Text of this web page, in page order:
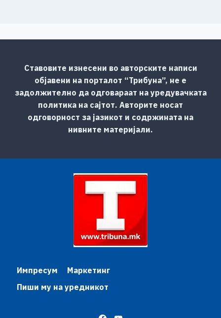
Ставовите изнесени во авторските написи
објавени на порталот “Трибуна”, не е
задолжително да одговараат на уредувачката
политика на сајтот. Авторите носат
одговорност за јазикот и содржината на
нивните материјали.
Импресум
Маркетинг
Пиши му на уредникот